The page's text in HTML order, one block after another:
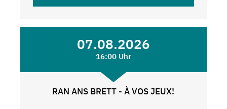
07.08.2026
16:00 Uhr
RAN ANS BRETT - À VOS JEUX!